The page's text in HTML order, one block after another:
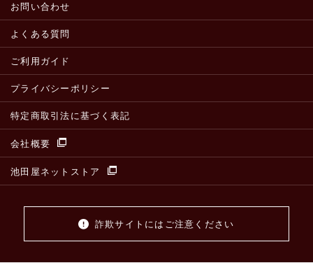
お問い合わせ
よくある質問
ご利用ガイド
プライバシーポリシー
特定商取引法に基づく表記
会社概要
池田屋ネットストア
詐欺サイトにはご注意ください